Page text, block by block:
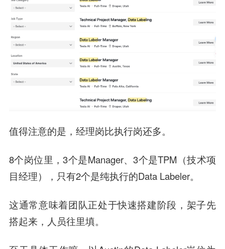
值得注意的是， 经理岗比执行岗还多。
8个岗位里，3个是Manager、3个是TPM（技术项
目经理），只有2个是纯执行的Data Labeler。
这通常意味着团队正处于快速搭建阶段，架子先
搭起来，人员往里填。